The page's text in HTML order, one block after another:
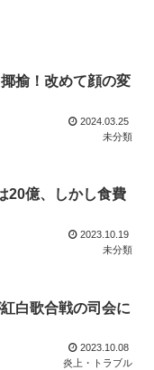
揄！改めて顔の変
2024.03.25
未分類
20億、しかし食費
2023.10.19
未分類
白歌合戦の司会に
2023.10.08
炎上・トラブル